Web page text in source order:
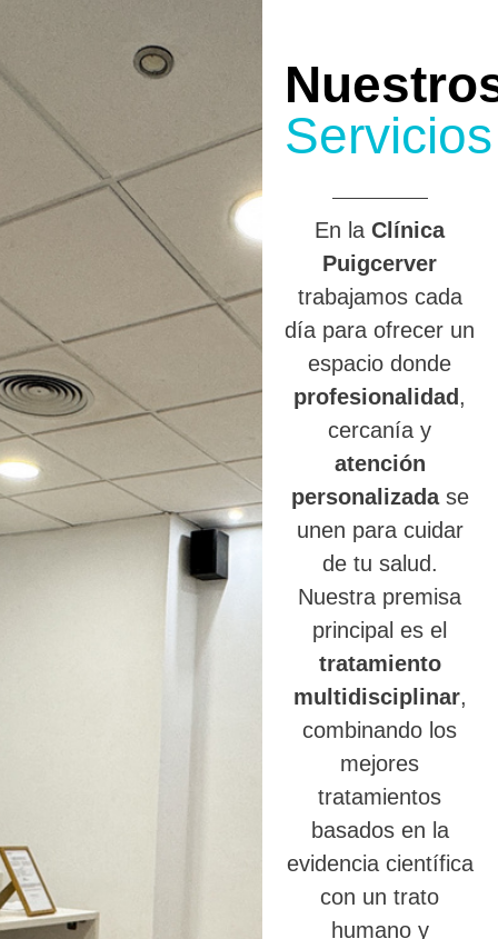
Servicios
En laClínica
Puigcerver
trabajamos cada
día para ofrecer un
espacio donde
profesionalidad ,
cercanía y
atención
personalizadase
unen para cuidar
de tu salud.
Nuestra premisa
principal es el
tratamiento
multidisciplinar,
combinando los
mejores
tratamientos
basados en la
evidencia científica
con un trato
humano y